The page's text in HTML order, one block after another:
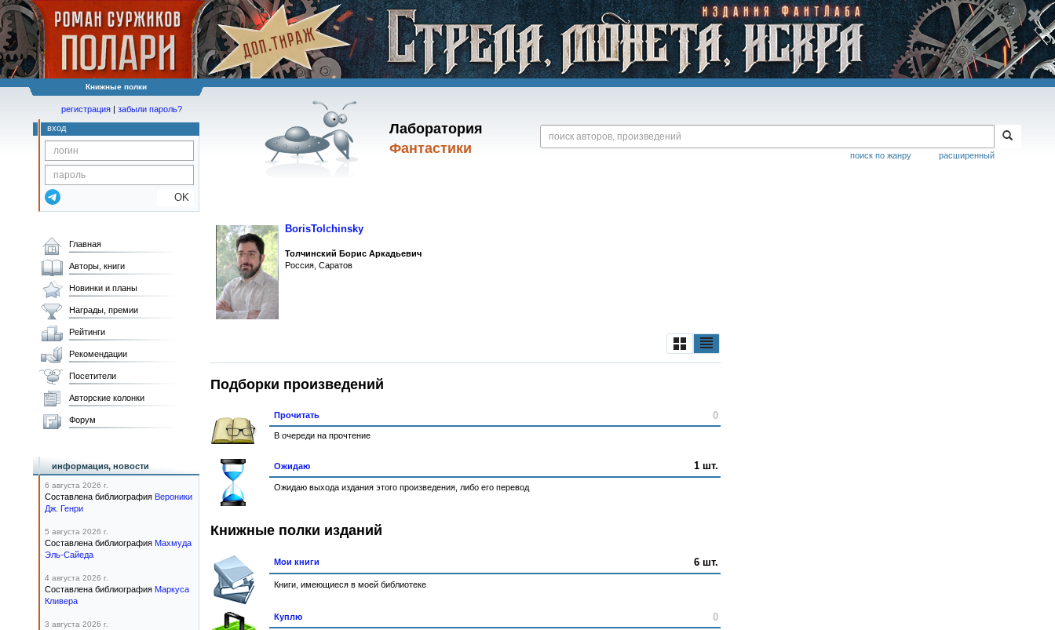
Книжные полки
Лаборатория
Фантастики
расширенный
поиск по жанру
регистрация | забыли пароль?
вход
OK
BorisTolchinsky
Толчинский Борис Аркадьевич
Россия, Саратов
Подборки произведений
Прочитать 0
В очереди на прочтение
Ожидаю 1 шт.
Ожидаю выхода издания этого произведения, либо его перевод
Книжные полки изданий
Мои книги 6 шт.
Книги, имеющиеся в моей библиотеке
Куплю 0
Главная
Авторы, книги
Новинки и планы
Награды, премии
Рейтинги
Рекомендации
Посетители
Авторские колонки
Форум
информация, новости
6 августа 2026 г.
Составлена библиография Вероники
Дж. Генри
5 августа 2026 г.
Составлена библиография Махмуда
Эль-Сайеда
4 августа 2026 г.
Составлена библиография Маркуса
Кливера
3 августа 2026 г.